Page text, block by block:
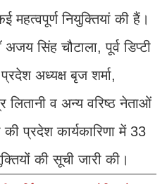
महत्वपूर्ण नियुक्तियां की हैं।
सिंह चौटाला, पूर्व डिप्टी
अध्यक्ष बृज शर्मा,
लितानी व अन्य वरिष्ठ नेताओं
प्रदेश कार्यकारिणा में 33
की सूची जारी की।